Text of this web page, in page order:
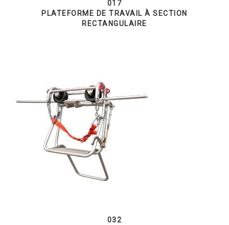
017
PLATEFORME DE TRAVAIL À SECTION
RECTANGULAIRE
032